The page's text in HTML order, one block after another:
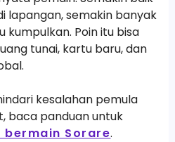
lapangan, semakin banyak
kumpulkan. Poin itu bisa
tunai, kartu baru, dan
kesalahan pemula
baca panduan untuk
bermain Sorare.